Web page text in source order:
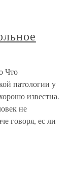
Что
патологии у
известна.
не
говоря, ес ли